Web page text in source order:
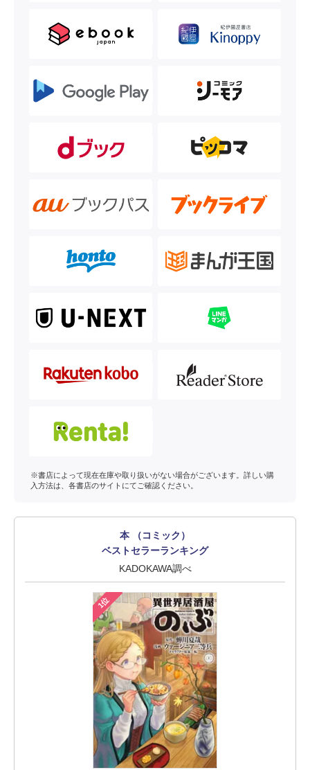
※書店によって現在在庫や取り扱いがない場合がございます。詳しい購
入方法は、各書店のサイトにてご確認ください。
本 （コミック）
ベストセラーランキング
KADOKAWA調べ
1位